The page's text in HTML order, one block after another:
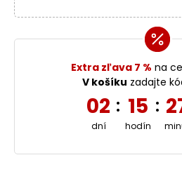
Extra zľava 7 % na
V košíku zadajte
02
dní
: 15
hodín
: